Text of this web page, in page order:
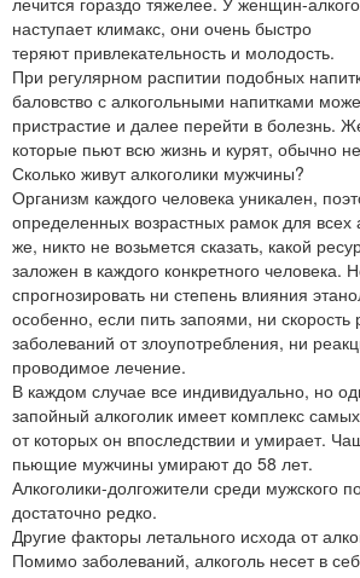
наступает климакс, они очень быстро
теряют привлекательность и молодость.
При регулярном распитии подобных
баловство с алкогольными напитками
пристрастие и далее перейти в болезнь.
которые пьют всю жизнь и курят, обычно
Сколько живут алкоголики мужчины?
Организм каждого человека уникален,
определенных возрастных рамок для всех
же, никто не возьмется сказать, какой
заложен в каждого конкретного человека.
спрогнозировать ни степень влияния
особенно, если пить запоями, ни скорость
заболеваний от злоупотребления, ни
проводимое лечение.
В каждом случае все индивидуально, но
запойный алкоголик имеет комплекс
от которых он впоследствии и умирает.
пьющие мужчины умирают до 58 лет.
Алкоголики-долгожители среди мужского
достаточно редко.
Другие факторы летального исхода от
Помимо заболеваний, алкоголь несет в